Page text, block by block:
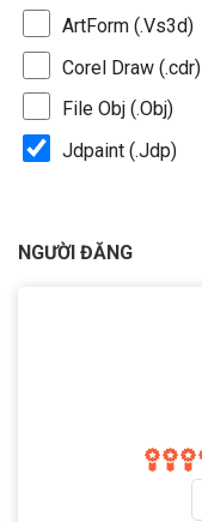
ArtForm (.Vs3d)
Corel Draw (.cdr)
File Obj (.Obj)
Jdpaint (.Jdp)
NGƯỜI ĐĂNG